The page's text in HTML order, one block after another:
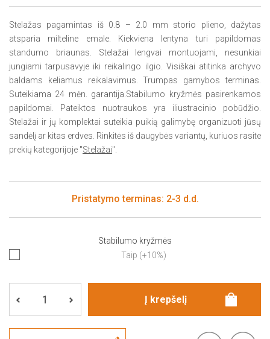
Stelažas pagamintas iš 0.8 – 2.0 mm storio plieno, dažytas
atsparia milteline emale. Kiekviena lentyna turi papildomas
standumo briaunas. Stelažai lengvai montuojami, nesunkiai
jungiami tarpusavyje iki reikalingo ilgio. Visiškai atitinka archyvo
baldams keliamus reikalavimus. Trumpas gamybos terminas.
Suteikiama 24 mėn. garantija.Stabilumo kryžmės pasirenkamos
papildomai. Pateiktos nuotraukos yra iliustracinio pobūdžio.
Stelažai ir jų komplektai suteikia puikią galimybę organizuoti jūsų
sandėlį ar kitas erdves. Rinkitės iš daugybės variantų, kuriuos rasite
prekių kategorijoje "Stelažai".
Pristatymo terminas: 2-3 d.d.
Stabilumo kryžmės
Taip (+10%)